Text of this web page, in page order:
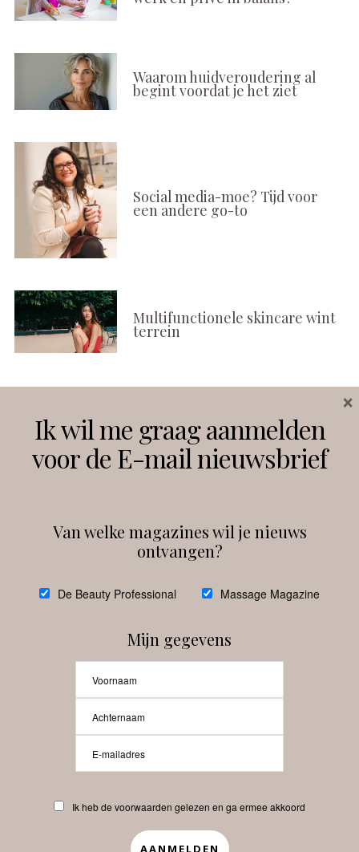
Waarom huidveroudering al
begint voordat je het ziet
Social media-moe? Tijd voor
een andere go-to
Multifunctionele skincare wint
terrein
Instagram Facebook
debeautyprofessional
Beauty-Pro.nl
Abonneren Contact
Ik wil me graag aanmelden
voor de E-mail nieuwsbrief
Van welke magazines wil je nieuws
ontvangen?
De Beauty Professional Massage Magazine
Mijn gegevens
Ik heb de voorwaarden gelezen en ga ermee akkoord
×